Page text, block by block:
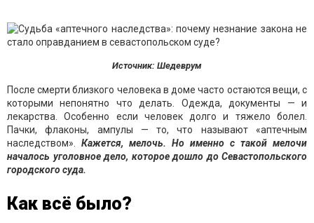
Источник: Шедеврум
После смерти близкого человека в доме часто остаются вещи, с
которыми непонятно что делать. Одежда, документы — и
лекарства. Особенно если человек долго и тяжело болел.
Пачки, флаконы, ампулы — то, что называют «аптечным
наследством». Кажется, мелочь. Но именно с такой мелочи
началось уголовное дело, которое дошло до Севастопольского
городского суда.
Как всё было?